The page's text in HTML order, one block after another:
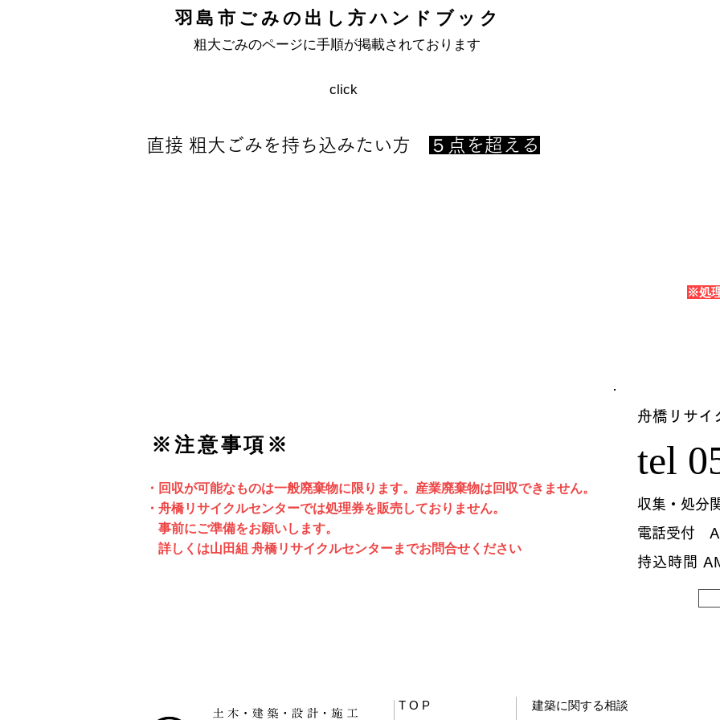
羽島市ごみの出し方ハンドブック
粗大ごみのページに手順が掲載されております
click
直接 粗大ごみを持ち込みたい方 ５点を超える
​※処
まずお電話にて
ご相談ください
※注意事項※
・回収が可能なものは一般廃棄物に限ります。産業廃棄物は回収できません。
・舟橋リサイクルセンターでは処理券を販売しておりません。
事前にご準備をお願いします。
​ 詳しくは山田組 舟橋リサイクルセンターまでお問合せください
舟橋​リサイ
tel
収集・処分
電話受付
持込時間
T O P 建築に関する相談